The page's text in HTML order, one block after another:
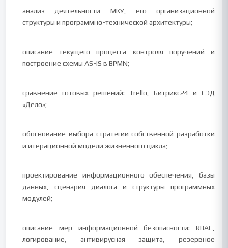
анализ деятельности МКУ, его организационной
структуры и программно-технической архитектуры;
описание текущего процесса контроля поручений и
построение схемы AS-IS в BPMN;
сравнение готовых решений: Trello, Битрикс24 и СЭД
«Дело»;
обоснование выбора стратегии собственной разработки
и итерационной модели жизненного цикла;
проектирование информационного обеспечения, базы
данных, сценария диалога и структуры программных
модулей;
описание мер информационной безопасности: RBAC,
логирование, антивирусная защита, резервное